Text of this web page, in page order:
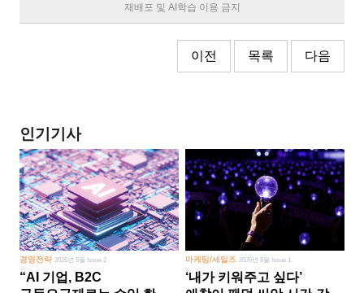
재배포 및 AI학습 이용 금지
이전 목록 다음
인기기사
경영전략 2026년 5월 Issue 2
“AI 기업, B2C
마케팅/세일즈 2026년 8월 Issue 1
‘내가 키워주고 싶다’